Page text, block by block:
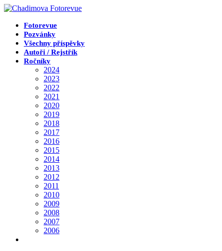
Přejít
obsahuFotorevue
Pozvánky
Všechny příspěvky
Autoři / Rejstřík
Ročníky
2024
2023
2022
2021
2020
2019
2018
2017
2016
2015
2014
2013
2012
2011
2010
2009
2008
2007
2006